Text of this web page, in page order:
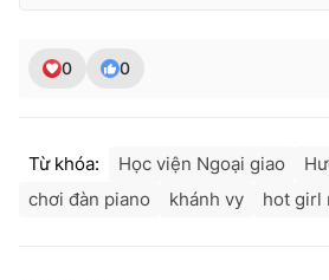
Cơ quan báo chí:
Tổng Biên tập:Vũ Thanh Thủy
Phó Tổng Biên tập: Nguyễn Thị Mỹ
0 0
Từ khóa: Học viện Ngoại giao
chơi đàn piano
khánh vy hot girl